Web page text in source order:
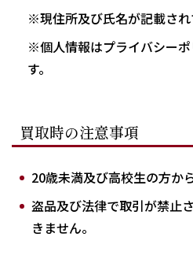
※現住所及び氏名が記載され
※個人情報はプライバシー
す。
買取時の注意事項
20歳未満及び高校生の方か
盗品及び法律で取引が禁止
きません。